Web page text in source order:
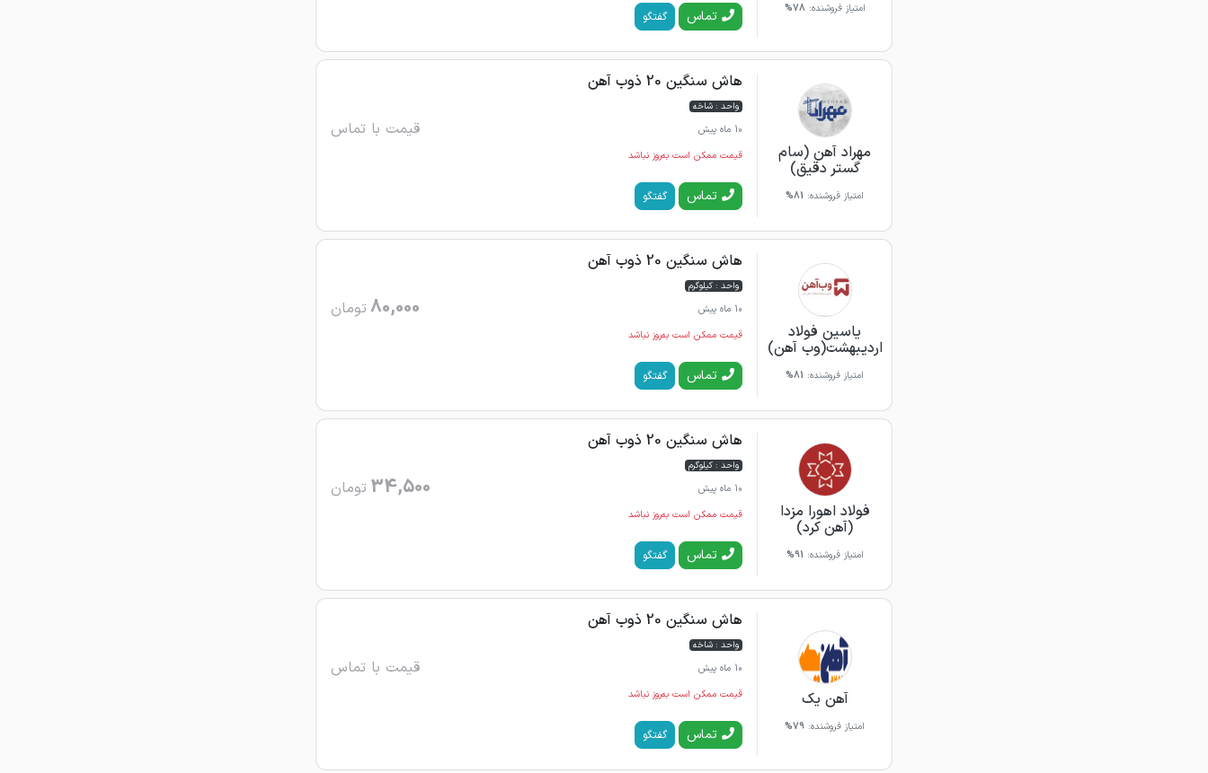
امتیاز فروشنده: 78% تماس گفتگو
مهراد آهن (سام
گستر دقیق)
امتیاز فروشنده: 81%
هاش سنگین 20 ذوب آهن
واحد : شاخه
10 ماه پیش
قیمت با تماس
قیمت ممکن است به‌روز نباشد
تماس گفتگو
یاسین فولاد
اردیبهشت(وب آهن)
امتیاز فروشنده: 81%
هاش سنگین 20 ذوب آهن
واحد : کیلوگرم
10 ماه پیش
80,000 تومان
قیمت ممکن است به‌روز نباشد
تماس گفتگو
فولاد اهورا مزدا
(آهن کرد)
امتیاز فروشنده: 91%
هاش سنگین 20 ذوب آهن
واحد : کیلوگرم
10 ماه پیش
34,500 تومان
قیمت ممکن است به‌روز نباشد
تماس گفتگو
آهن یک
امتیاز فروشنده: 79%
هاش سنگین 20 ذوب آهن
واحد : شاخه
10 ماه پیش
قیمت با تماس
قیمت ممکن است به‌روز نباشد
تماس گفتگو